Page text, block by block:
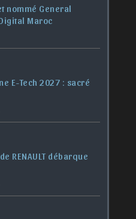
nommé General
Maroc
E-Tech 2027 : sacré
RENAULT débarque